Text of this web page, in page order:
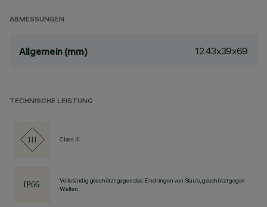
ABMESSUNGEN
Allgemein (mm) 1243x39x69
TECHNISCHE LEISTUNG
Class III
Vollständig geschützt gegen das Eindringen von Staub, geschützt gegen
Wellen.